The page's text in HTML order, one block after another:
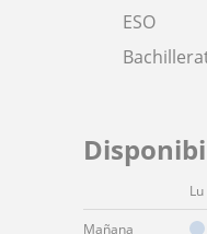
ESO
Lu
Mañana